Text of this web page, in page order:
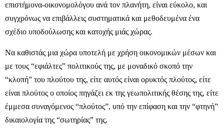
επιστήμονα-οικονομολόγου ανά τον πλανήτη, είναι εύκολο, και
συγχρόνως να επιβάλλεις συστηματικά και μεθοδευμένα ένα
σχέδιο υποδούλωσης και κατοχής μιάς χώρας.
Να καθιστάς μια χώρα υποτελή με χρήση οικονομικών μέσων και
με τους “εφιάλτες” πολιτικούς της, με μοναδικό σκοπό την
“κλοπή” του πλούτου της, είτε αυτός είναι ορυκτός πλούτος, είτε
είναι πλούτος ο οποίος πηγάζει εκ της γεωπολιτικής θέσης της, είτε
έμμεσα συναγόμενος “πλούτος”, υπό την επίφαση και την “φτηνή”
δικαιολογία της “σωτηρίας” της.